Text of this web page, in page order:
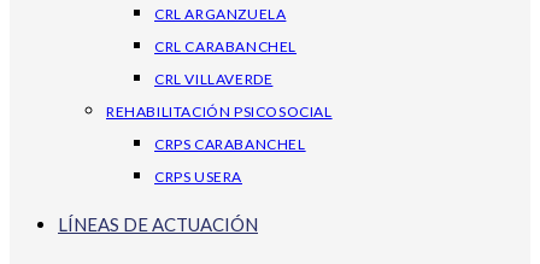
CRL ARGANZUELA
CRL CARABANCHEL
CRL VILLAVERDE
REHABILITACIÓN PSICOSOCIAL
CRPS CARABANCHEL
CRPS USERA
LÍNEAS DE ACTUACIÓN